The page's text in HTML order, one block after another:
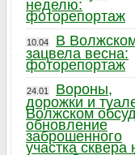
неделю:
фоторепортаж
10.04
В
зацвела весна:
фоторепортаж
24.01
Вороны,
дорожки и
Волжском
обновление
заброшенного
участка сквера